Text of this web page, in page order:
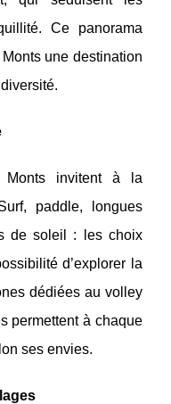
Ce panorama
une destination
invitent à la
paddle, longues
de soleil : les choix
d’explorer la
dédiées au volley
permettent à chaque
ses envies.